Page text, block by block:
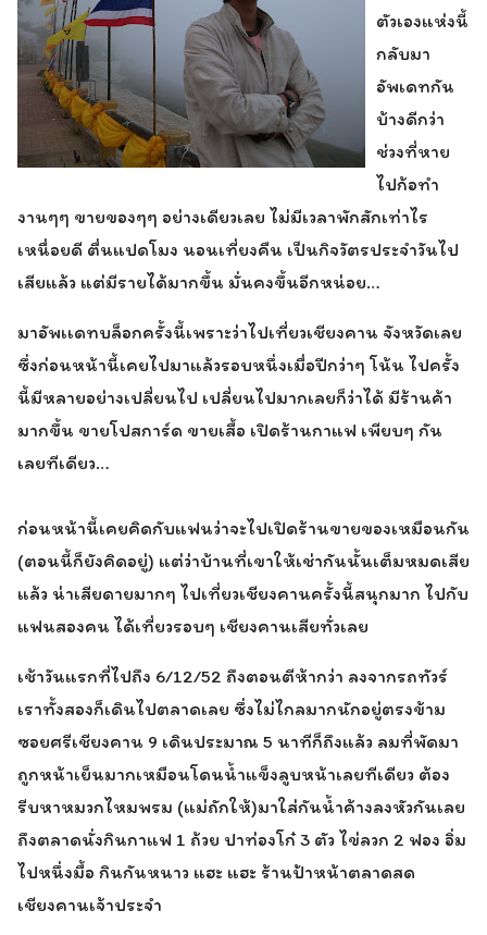
ตัวเองแห่งนี้
กลับมา
อัพเดทกัน
บ้างดีกว่า
ช่วงที่หาย
ไปก้อทำ
งานๆๆ ขายของๆๆ อย่างเดียวเลย ไม่มีเวลาพักสักเท่าไร
เหนื่อยดี ตื่นแปดโมง นอนเที่ยงคืน เป็นกิจวัตรประจำวันไป
เสียแล้ว แต่มีรายได้มากขึ้น มั่นคงขึ้นอีกหน่อย…
มาอัพเเดทบล็อกครั้งนี้เพราะว่าไปเที่ยวเชียงคาน จังหวัดเลย
ซึ่งก่อนหน้านี้เคยไปมาแล้วรอบหนึ่งเมื่อปีกว่าๆ โน้น ไปครั้ง
นี้มีหลายอย่างเปลี่ยนไป เปลี่ยนไปมากเลยก็ว่าได้ มีร้านค้า
มากขึ้น ขายโปสการ์ด ขายเสื้อ เปิดร้านกาแฟ เพียบๆ กัน
เลยทีเดียว…
ก่อนหน้านี้เคยคิดกับแฟนว่าจะไปเปิดร้านขายของเหมือนกัน
(ตอนนี้ก็ยังคิดอยู่) แต่ว่าบ้านที่เขาให้เช่ากันนั้นเต็มหมดเสีย
แล้ว น่าเสียดายมากๆ ไปเที่ยวเชียงคานครั้งนี้สนุกมาก ไปกับ
แฟนสองคน ได้เที่ยวรอบๆ เชียงคานเสียทั่วเลย
เช้าวันแรกที่ไปถึง 6/12/52 ถึงตอนตีห้ากว่า ลงจากรถทัวร์
เราทั้งสองก็เดินไปตลาดเลย ซึ่งไม่ไกลมากนักอยู่ตรงข้าม
ซอยศรีเชียงคาน 9 เดินประมาณ 5 นาทีก็ถึงแล้ว ลมที่พัดมา
ถูกหน้าเย็นมากเหมือนโดนน้ำแข็งลูบหน้าเลยทีเดียว ต้อง
รีบหาหมวกไหมพรม (แม่ถักให้)มาใส่กันน้ำค้างลงหัวกันเลย
ถึงตลาดนั่งกินกาแฟ 1 ถ้วย ปาท่องโก๋ 3 ตัว ไข่ลวก 2 ฟอง อิ่ม
ไปหนึ่งมื้อ กินกันหนาว แฮะ แฮะ ร้านป้าหน้าตลาดสด
เชียงคานเจ้าประจำ